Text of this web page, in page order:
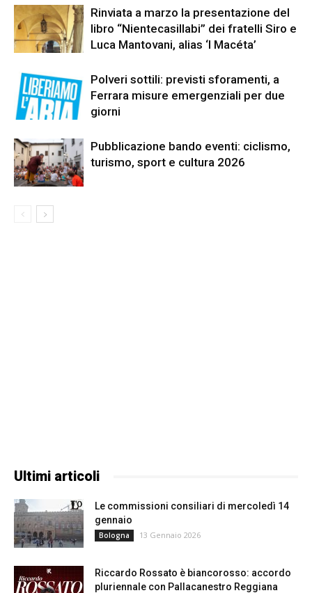
Rinviata a marzo la presentazione del
libro “Nientecasillabi” dei fratelli Siro e
Luca Mantovani, alias ‘I Macéta’
Polveri sottili: previsti sforamenti, a
Ferrara misure emergenziali per due
giorni
Pubblicazione bando eventi: ciclismo,
turismo, sport e cultura 2026
Ultimi articoli
Le commissioni consiliari di mercoledì 14
gennaio
Bologna 13 Gennaio 2026
Riccardo Rossato è biancorosso: accordo
pluriennale con Pallacanestro Reggiana